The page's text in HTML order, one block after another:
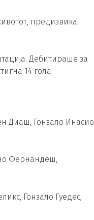
предизвика
Дебитираше за
14 гола.
Диаш, Гонзало Инасио,
Фернандеш,
Гонзало Гуедес,